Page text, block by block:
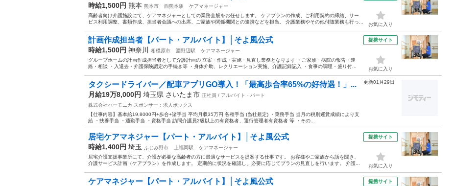
時給1,500円 熊本 熊本市 西熊本駅
ケアマネージャー
高齢者向け介護施設にて、ケアマネジャーとしての業務全般をお任せします。 ケアプランの作成、ご利用契約の締結、サー
ビス利用調整、書類作成、担当者会議への出席、ご家族や関係機関との連携などを担当。 介護業務やその他付随業務も行っ...
お気に入り
計画作成担当者【パート・アルバイト】│そよ風公式
時給1,500円 神奈川 相模原市 淵野辺駅
ケアマネージャー
グループホームの計画作成担当者として介護計画の 立案・作成・実施・見直し業務となります ・ご家族・病院の報告・連
絡・相談 ・入退去・介護保険認定の手続き等 ・身体介助、レクリエーション実施、介護記録記入 ・食事の調理・盛り付...
提携サイト
お気に入り
タクシードライバー／配車アプリGO導入！「最高歩合率65%の好待遇！」...
月給19万8,000円 埼玉県 さいたま市 正社員 / アルバイト・パート
株式会社ハーモニカ スポンサー：求人ボックス
【仕事内容】基本給19,8000円+歩合+諸手当 平均月収35万円 各種手当 (当社規定) ・乗務手当 当月の税別運賃成績により支
給 ・扶養手当 ・通勤手当 ・資格手当 訪問介護員2級以上の有資格者、運行管理者有資格者 等 ・その...
更新01月29日
居宅ケアマネジャー【パート・アルバイト】│そよ風公式
時給1,400円 埼玉 ふじみ野市 上福岡駅
ケアマネージャー
居宅介護支援事業所にて、介護が必要な高齢者の方に最適なサービスを提案する仕事です。 お客様やご家族から話を聞き、
介護サービス計画（ケアプラン）を作成します。 定期的に状況を確認し、必要に応じてプランの見直しを行います。 介護...
提携サイト
お気に入り
ケアマネジャー【パート・アルバイト】│そよ風公式 提携サイト